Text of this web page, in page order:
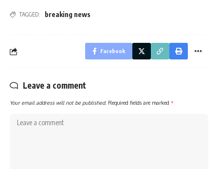
TAGGED: breaking news
Facebook
Leave a comment
Your email address will not be published. Required fields are marked *